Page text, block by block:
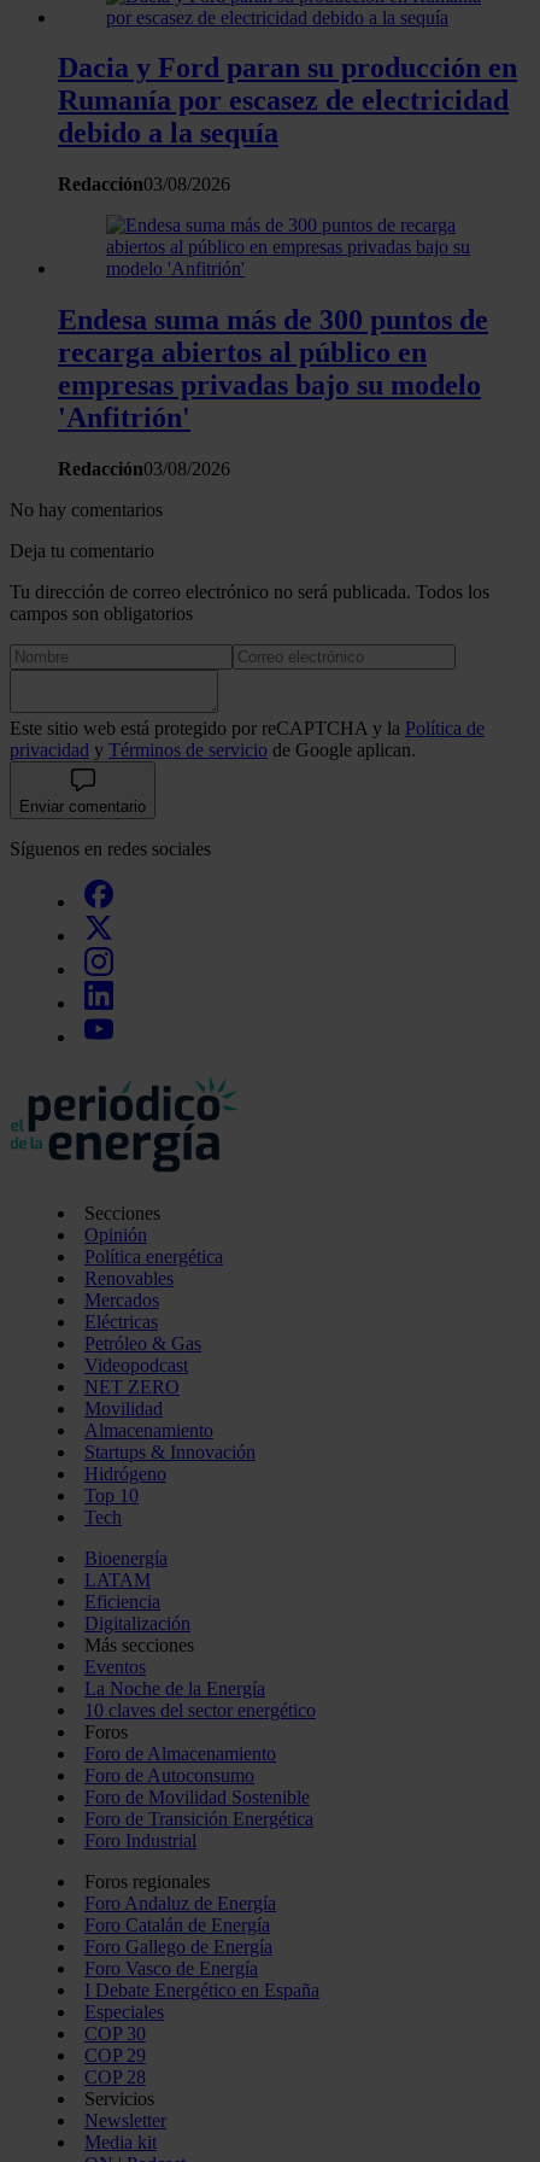
nuestros partners de redes sociales, publicidad y análisis
web, quienes pueden combinarla con otra información
que les haya proporcionado o que hayan recopilado a
partir del uso que haya hecho de sus servicios.
Dacia y Ford paran su producción en
Rumanía por escasez de electricidad
debido a la sequía
Redacción03/08/2026
Endesa suma más de 300 puntos de
recarga abiertos al público en
empresas privadas bajo su modelo
'Anfitrión'
Redacción03/08/2026
No hay comentarios
Deja tu comentario
Tu dirección de correo electrónico no será publicada. Todos los
campos son obligatorios
Este sitio web está protegido por reCAPTCHA y la Política de
privacidad y Términos de servicio de Google aplican.
Enviar comentario
Síguenos en redes sociales
Secciones
Opinión
Política energética
Renovables
Mercados
Eléctricas
Petróleo & Gas
Videopodcast
NET ZERO
Movilidad
Almacenamiento
Startups & Innovación
Hidrógeno
Top 10
Tech
Bioenergía
LATAM
Eficiencia
Digitalización
Más secciones
Eventos
La Noche de la Energía
10 claves del sector energético
Foros
Foro de Almacenamiento
Foro de Autoconsumo
Foro de Movilidad Sostenible
Foro de Transición Energética
Foro Industrial
Foros regionales
Foro Andaluz de Energía
Foro Catalán de Energía
Foro Gallego de Energía
Foro Vasco de Energía
I Debate Energético en España
Especiales
COP 30
COP 29
COP 28
Servicios
Newsletter
Media kit